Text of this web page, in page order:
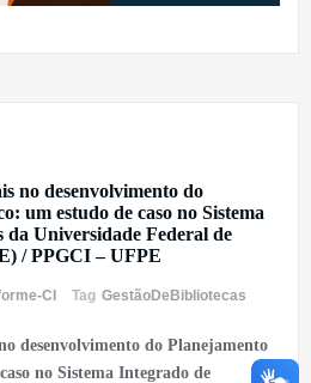
no desenvolvimento do
um estudo de caso no Sistema
Universidade Federal de
/ PPGCI – UFPE
CI Tag GestãoDeBibliotecas
desenvolvimento do Planejamento
no Sistema Integrado de